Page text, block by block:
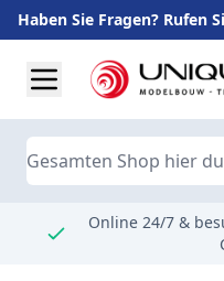
Haben Sie Fragen? Rufen
Suche
Online 24/7 &